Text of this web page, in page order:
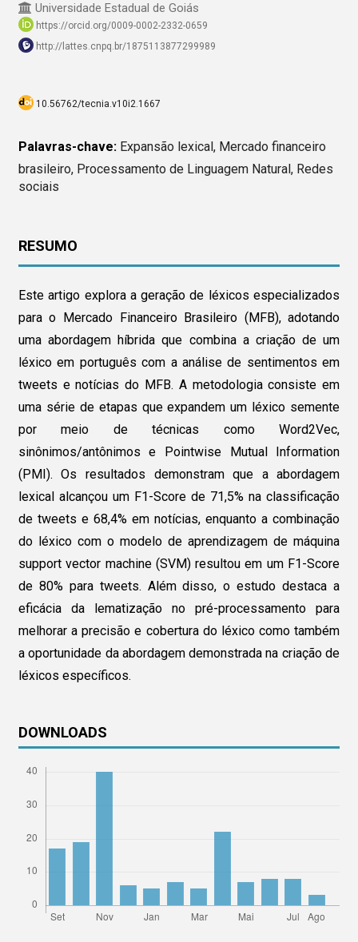
Universidade Estadual de Goiás
https://orcid.org/0009-0002-2332-0659
http://lattes.cnpq.br/1875113877299989
10.56762/tecnia.v10i2.1667
Palavras-chave: Expansão lexical, Mercado financeiro
brasileiro, Processamento de Linguagem Natural, Redes
sociais
RESUMO
Este artigo explora a geração de léxicos especializados
para o Mercado Financeiro Brasileiro (MFB), adotando
uma abordagem híbrida que combina a criação de um
léxico em português com a análise de sentimentos em
tweets e notícias do MFB. A metodologia consiste em
uma série de etapas que expandem um léxico semente
por meio de técnicas como Word2Vec,
sinônimos/antônimos e Pointwise Mutual Information
(PMI). Os resultados demonstram que a abordagem
lexical alcançou um F1-Score de 71,5% na classificação
de tweets e 68,4% em notícias, enquanto a combinação
do léxico com o modelo de aprendizagem de máquina
support vector machine (SVM) resultou em um F1-Score
de 80% para tweets. Além disso, o estudo destaca a
eficácia da lematização no pré-processamento para
melhorar a precisão e cobertura do léxico como também
a oportunidade da abordagem demonstrada na criação de
léxicos específicos.
DOWNLOADS